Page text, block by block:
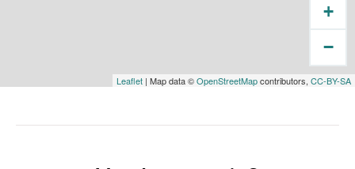
+
−
Leaflet | Map data ©OpenStreetMapcontributors, CC-BY-SA